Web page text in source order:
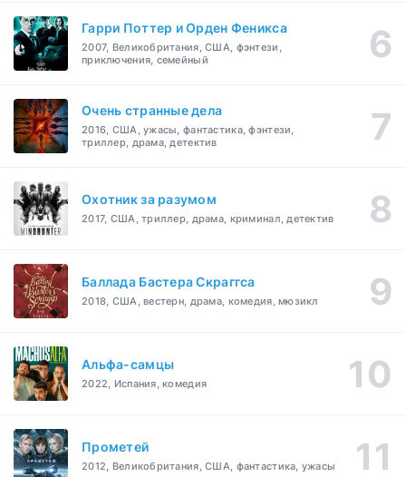
Гарри Поттер и Орден Феникса
2007, Великобритания, США, фэнтези,
приключения, семейный
Очень странные дела
2016, США, ужасы, фантастика, фэнтези,
триллер, драма, детектив
Охотник за разумом
2017, США, триллер, драма, криминал, детектив
Баллада Бастера Скраггса
2018, США, вестерн, драма, комедия, мюзикл
Альфа-самцы
2022, Испания, комедия
Прометей
2012, Великобритания, США, фантастика, ужасы